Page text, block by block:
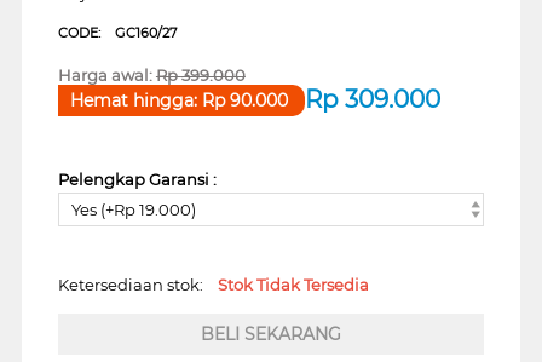
CODE: GC160/27
Harga awal:Rp399.000
Rp 309.000
Hemat hingga: Rp90.000
Pelengkap Garansi :
Yes (+Rp 19.000)
Ketersediaan stok: Stok Tidak Tersedia
BELI SEKARANG